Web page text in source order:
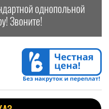
однопольной
Звоните!